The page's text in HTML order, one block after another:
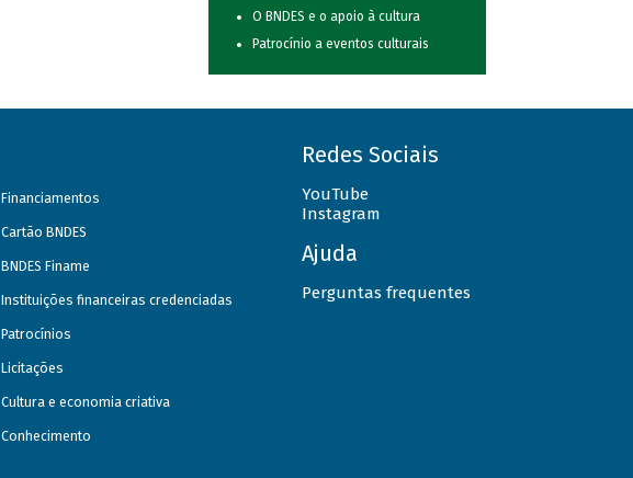
O BNDES e o apoio à cultura
Patrocínio a eventos culturais
Financiamentos
Cartão BNDES
BNDES Finame
Instituições financeiras credenciadas
Patrocínios
Licitações
Cultura e economia criativa
Conhecimento
Redes Sociais
YouTube
Instagram
Ajuda
Perguntas frequentes